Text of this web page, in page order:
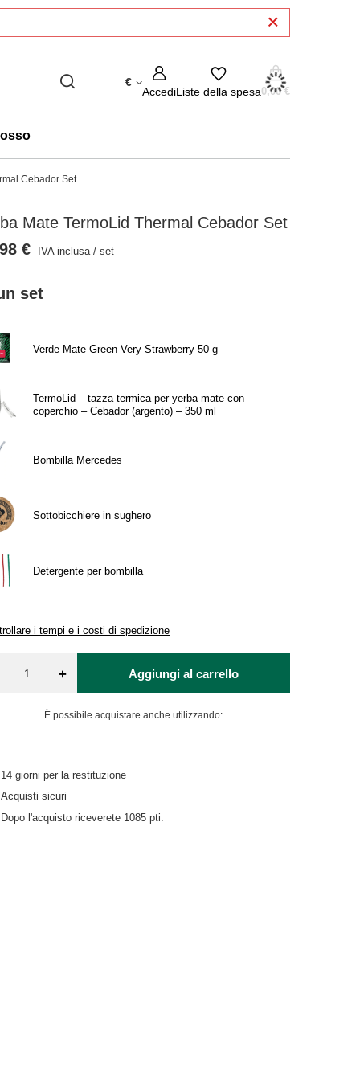
€
AccediListe della spesa0,00 €
Cebador Set
Mate TermoLid Thermal Cebador Set
set
Verde Mate Green Very Strawberry 50 g
TermoLid – tazza termica per yerba mate con
coperchio – Cebador (argento) – 350 ml
Bombilla Mercedes
Sottobicchiere in sughero
Detergente per bombilla
i tempi e i costi di spedizione
€ IVA inclusa/set
+ Aggiungi al carrello
È possibile acquistare anche utilizzando:
14 giorni per la restituzione
Acquisti sicuri
Dopo l'acquisto riceverete 1085 pti.